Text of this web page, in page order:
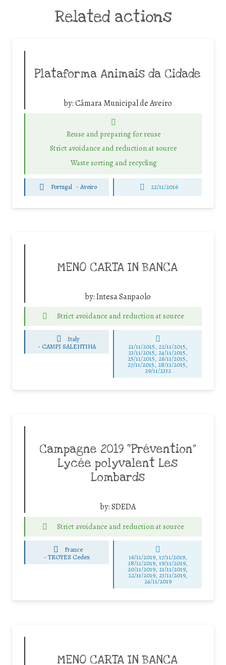
Related actions
Plataforma Animais da Cidade
by:Câmara Municipal de Aveiro
Reuse and preparing for reuse
Strict avoidance and reduction at source
Waste sorting and recycling
Portugal - Aveiro 22/11/2016
MENO CARTA IN BANCA
by:Intesa Sanpaolo
Strict avoidance and reduction at source
Italy
- CAMPI SALENTINA 21/11/2015, 22/11/2015,
23/11/2015, 24/11/2015,
25/11/2015, 26/11/2015,
27/11/2015, 28/11/2015,
29/11/2332
Campagne 2019 “Prévention”
Lycée polyvalent Les
Lombards
by:SDEDA
Strict avoidance and reduction at source
France
-TROYES Cedex 16/11/2019, 17/11/2019,
18/11/2019, 19/11/2019,
20/11/2019, 21/11/2019,
22/11/2019, 23/11/2019,
24/11/2019
MENO CARTA IN BANCA